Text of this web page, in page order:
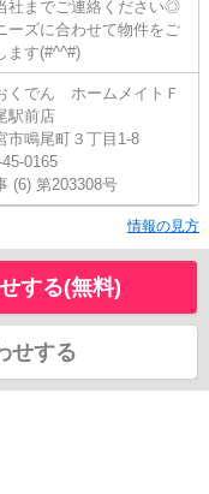
社までご連絡ください◎
ーズに合わせて物件をご
ます(#^^#)
くでん ホームメイトＦ
駅前店
市鳴尾町３丁目1-8
0165
(6) 第203308号
情報の見方
する(無料)
せする